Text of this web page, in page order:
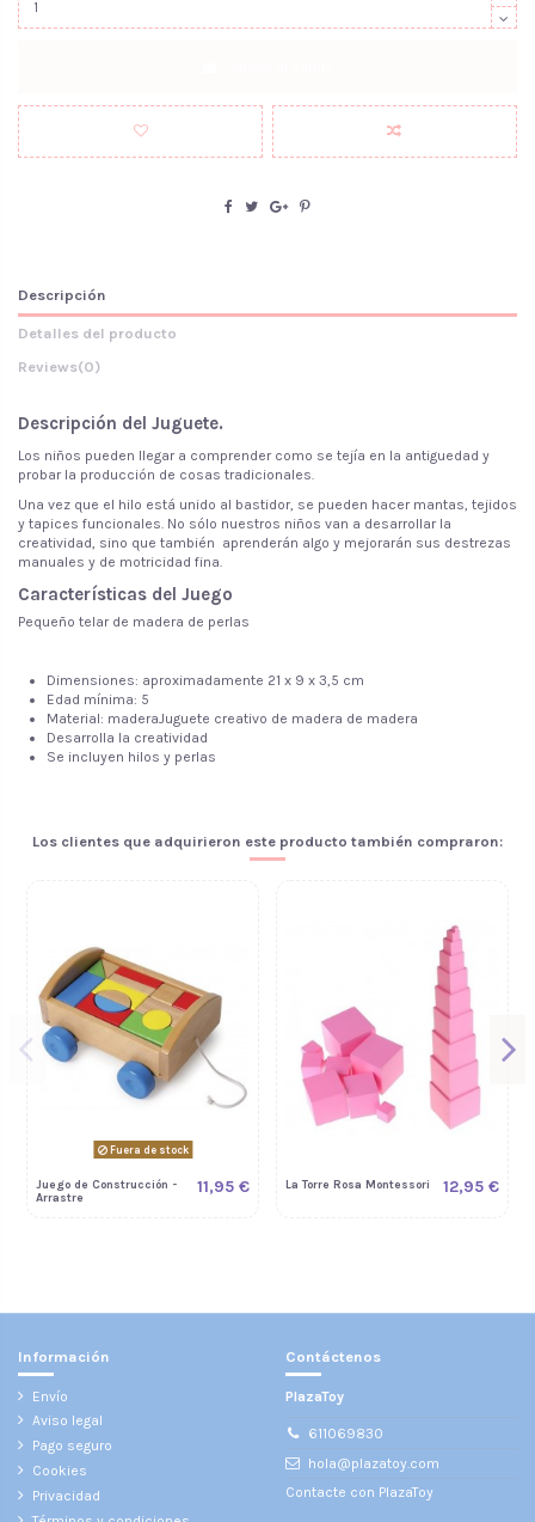
Descripción
Detalles del producto
Reviews(0)
Descripción del Juguete.
Los niños pueden llegar a comprender como se tejía en la antiguedad y
probar la producción de cosas tradicionales.
Una vez que el hilo está unido al bastidor, se pueden hacer mantas, tejidos
y tapices funcionales. No sólo nuestros niños van a desarrollar la
creatividad, sino que también aprenderán algo y mejorarán sus destrezas
manuales y de motricidad fina.
Características del Juego
Pequeño telar de madera de perlas
Dimensiones: aproximadamente 21 x 9 x 3,5 cm
Edad mínima: 5
Material: maderaJuguete creativo de madera de madera
Desarrolla la creatividad
Se incluyen hilos y perlas
Los clientes que adquirieron este producto también compraron:
Fuera de stock
Juego de Construcción -
Arrastre
11,95 € La Torre Rosa Montessori 12,95 €
Información
Envío
Aviso legal
Pago seguro
Cookies
Privacidad
Contáctenos
PlazaToy
611069830
hola@plazatoy.com
Contacte con PlazaToy